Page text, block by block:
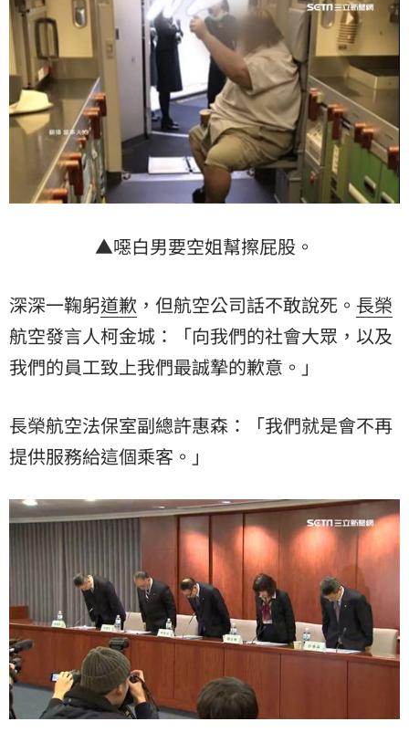
▲噁白男要空姐幫擦屁股。
深深一鞠躬道歉 ，但航空公司話不敢說死。 長榮
航空發言人柯金城：「向我們的社會大眾，以及
我們的員工致上我們最誠摯的歉意。」
長榮航空法保室副總許惠森：「我們就是會不再
提供服務給這個乘客。」